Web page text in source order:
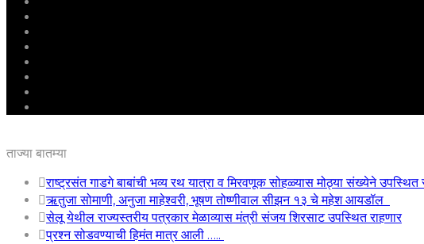
ताज्या बातम्या
राष्ट्रसंत गाडगे बाबांची भव्य रथ यात्रा व मिरवणूक सोहळ्यास मोठ्या संख्येने उपस्थित
ऋतुजा सोमाणी, अनुजा माहेश्वरी, भूषण तोष्णीवाल सीझन १३ चे महेश आयडॉल
सेलू येथील राज्यस्तरीय पत्रकार मेळाव्यास मंत्री संजय शिरसाट उपस्थित राहणार
प्रश्न सोडवण्याची हिमंत मात्र आली …..